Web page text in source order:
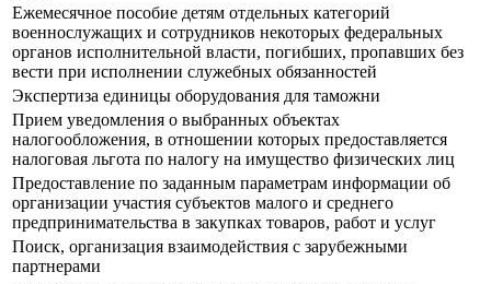
Ежемесячное пособие детям отдельных категорий
военнослужащих и сотрудников некоторых федеральных
органов исполнительной власти, погибших, пропавших без
вести при исполнении служебных обязанностей
Экспертиза единицы оборудования для таможни
Прием уведомления о выбранных объектах
налогообложения, в отношении которых предоставляется
налоговая льгота по налогу на имущество физических лиц
Предоставление по заданным параметрам информации об
организации участия субъектов малого и среднего
предпринимательства в закупках товаров, работ и услуг
Поиск, организация взаимодействия с зарубежными
партнерами